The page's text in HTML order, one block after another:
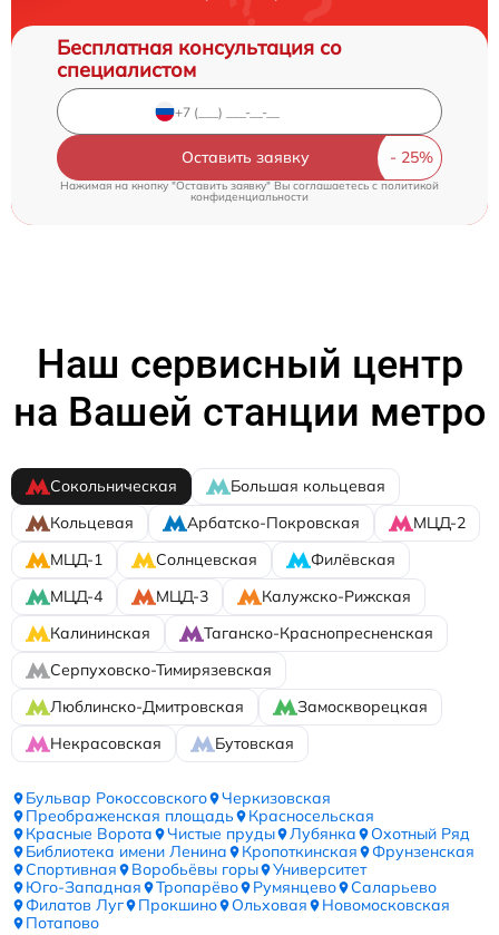
Бесплатная консультация со
специалистом
Оставить заявку
Нажимая на кнопку "Оставить заявку" Вы соглашаетесь c политикой
конфиденциальности
Наш сервисный центр
на Вашей станции метро
Сокольническая
Большая кольцевая
Кольцевая
Арбатско-Покровская
МЦД-2
МЦД-1
Солнцевская
Филёвская
МЦД-4
МЦД-3
Калужско-Рижская
Калининская
Таганско-Краснопресненская
Серпуховско-Тимирязевская
Люблинско-Дмитровская
Замоскворецкая
Некрасовская
Бутовская
Бульвар Рокоссовского
Черкизовская
Преображенская площадь
Красносельская
Красные Ворота
Чистые пруды Лубянка
Охотный Ряд
Библиотека имени Ленина
Кропоткинская
Фрунзенская
Спортивная
Воробьёвы горы
Университет
Юго-Западная
Тропарёво Румянцево
Саларьево
Филатов Луг
Прокшино Ольховая
Новомосковская
Потапово